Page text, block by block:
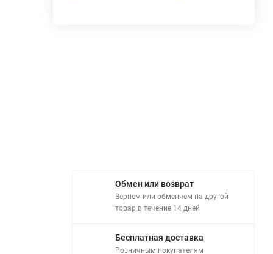
Обмен или возврат
Вернем или обменяем на другой
товар в течение 14 дней
Бесплатная доставка
Розничным покупателям